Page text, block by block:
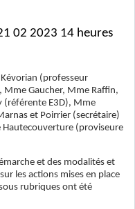
02 2023 14 heures
(professeur
Gaucher, Mme Raffin,
(référente E3D), Mme
et Poirrier (secrétaire)
(proviseure
et des modalités et
les actions mises en place
rubriques ont été